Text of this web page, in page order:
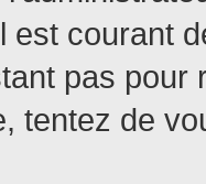
est courant
pas pour
tentez de